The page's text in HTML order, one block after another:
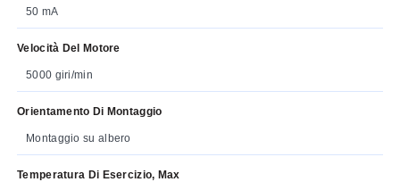
50 mA
Velocità Del Motore
5000 giri/min
Orientamento Di Montaggio
Montaggio su albero
Temperatura Di Esercizio, Max